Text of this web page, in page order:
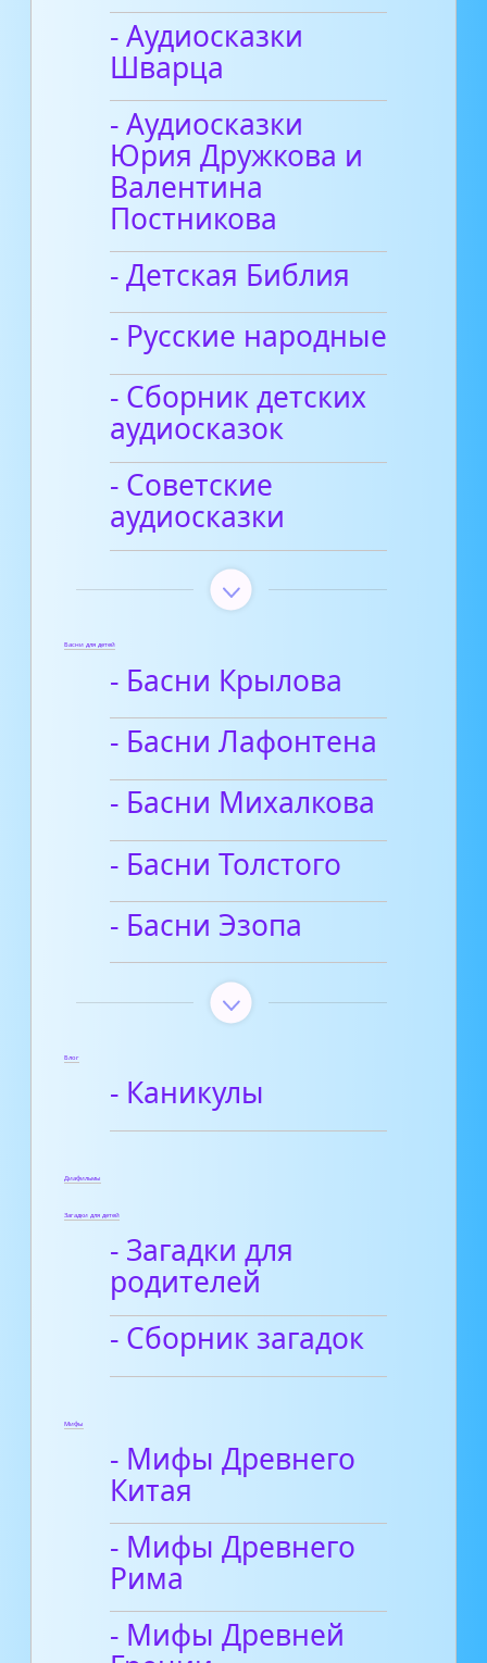
- Аудиосказки
Шварца
- Аудиосказки
Юрия Дружкова и
Валентина
Постникова
- Детская Библия
- Русские народные
- Сборник детских
аудиосказок
- Советские
аудиосказки
Басни для детей
- Басни Крылова
- Басни Лафонтена
- Басни Михалкова
- Басни Толстого
- Басни Эзопа
Блог
- Каникулы
Диафильмы
Загадки для детей
- Загадки для
родителей
- Сборник загадок
Мифы
- Мифы Древнего
Китая
- Мифы Древнего
Рима
- Мифы Древней